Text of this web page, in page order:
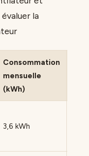
la
Consommation
mensuelle
(kWh)
3,6 kWh